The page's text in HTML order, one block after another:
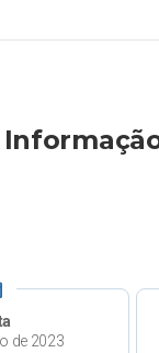
de 2023